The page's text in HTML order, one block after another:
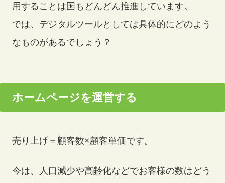
用することは国もどんどん推進しています。
では、デジタルツールとしては具体的にどのよう
なものがあるでしょう？
ホームページを運営する
売り上げ＝顧客数×顧客単価です。
今は、人口減少や高齢化などでお客様の数はどう